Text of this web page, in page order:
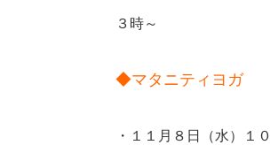
３時～
◆マタニティヨガ
・１１月８日（水）１０